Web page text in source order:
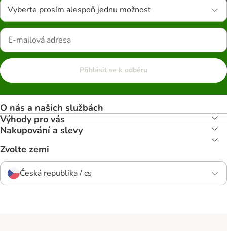
Vyberte prosím alespoň jednu možnost
Přihlásit se k odběru
O nás a našich službách
Výhody pro vás
Nakupování a slevy
Zvolte zemi
Česká republika / cs